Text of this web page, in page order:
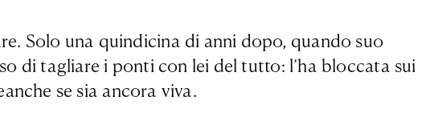
Solo una quindicina di anni dopo, quando suo
di tagliare i ponti con lei del tutto: l’ha bloccata sui
se sia ancora viva.